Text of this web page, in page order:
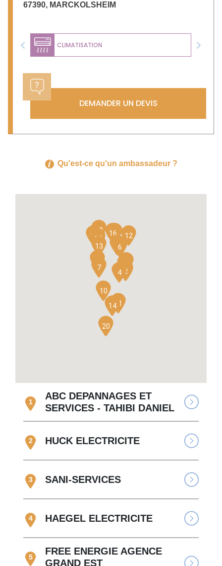
67390, MARCKOLSHEIM
CLIMATISATION
Previous Next
DEMANDER UN DEVIS
Qu'est-ce qu'un ambassadeur ?
1
2
4
6
7
8
10
11
12
13
14
15
16
17
18
19
20
1
ABC DEPANNAGES ET
SERVICES - TAHIBI DANIEL
2 HUCK ELECTRICITE
3 SANI-SERVICES
4 HAEGEL ELECTRICITE
5
FREE ENERGIE AGENCE
GRAND EST